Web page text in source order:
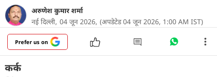
अरुणेश कुमार शर्मा
नई दिल्ली, 04 जून 2026, (अपडेटेड 04 जून 2026, 1:00 AM IST)
Prefer us on
कर्क